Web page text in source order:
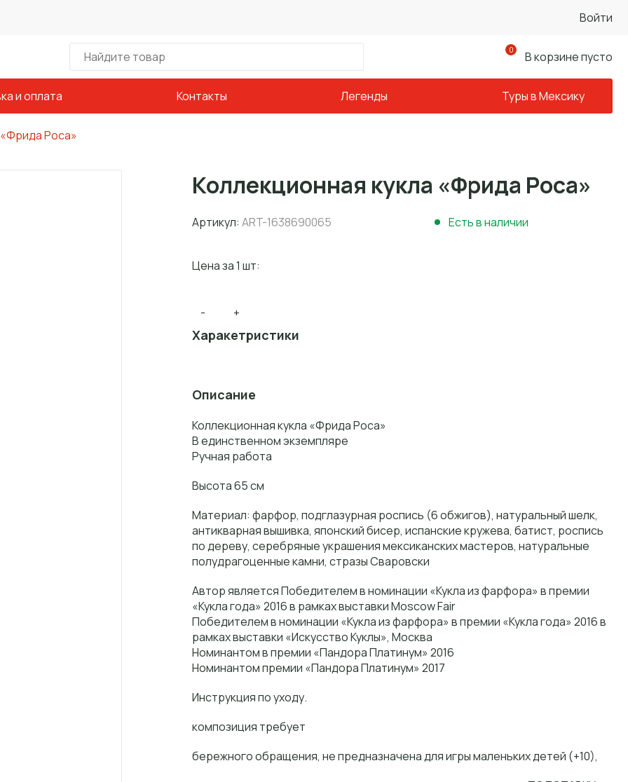
Войти
0 В корзине пусто
и оплата Контакты Легенды Туры в Мексику
Роса»
Коллекционная кукла «Фрида Роса»
Артикул: ART-1638690065 Есть в наличии
Цена за 1 шт:
- +
Харакетристики
Описание
Коллекционная кукла «Фрида Роса»
В единственном экземпляре
Ручная работа
Высота 65 см
Материал: фарфор, подглазурная роспись (6 обжигов), натуральный шелк,
антикварная вышивка, японский бисер, испанские кружева, батист, роспись
по дереву, серебряные украшения мексиканских мастеров, натуральные
полудрагоценные камни, стразы Сваровски
Автор является Победителем в номинации «Кукла из фарфора» в премии
«Кукла года» 2016 в рамках выставки Moscow Fair
Победителем в номинации «Кукла из фарфора» в премии «Кукла года» 2016 в
рамках выставки «Искусство Куклы», Москва
Номинантом в премии «Пандора Платинум» 2016
Номинантом премии «Пандора Платинум» 2017
Инструкция по уходу.
композиция требует
бережного обращения, не предназначена для игры маленьких детей (+10),